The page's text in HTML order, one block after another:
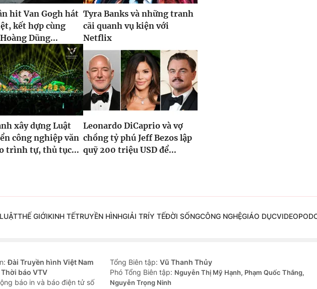
hit Van Gogh hát
kết hợp cùng
Dũng...
Tyra Banks và những tranh
cãi quanh vụ kiện với
Netflix
xây dựng Luật
công nghiệp văn
trình tự, thủ tục...
Leonardo DiCaprio và vợ
chồng tỷ phú Jeff Bezos lập
quỹ 200 triệu USD để...
THẾ GIỚIKINH TẾTRUYỀN HÌNHGIẢI TRÍY TẾĐỜI SỐNGCÔNG NGHỆGIÁO DỤCVIDEO
Đài Truyền hình Việt Nam
Thời báo VTV
báo in và báo điện tử số
Tổng Biên tập: Vũ Thanh Thủy
Phó Tổng Biên tập: Nguyễn Thị Mỹ Hạnh, Phạm Quốc Thắng,
Nguyễn Trọng Ninh